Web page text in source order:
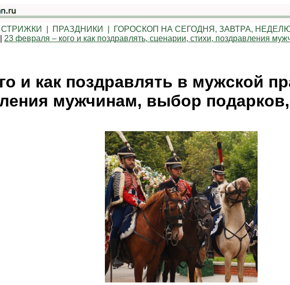
| ПРАЗДНИКИ | ГОРОСКОП НА СЕГОДНЯ, ЗАВТРА,
23 февраля – кого и как поздравлять, сценарии, стихи, поздравления
и как поздравлять в мужской
мужчинам, выбор подарков,